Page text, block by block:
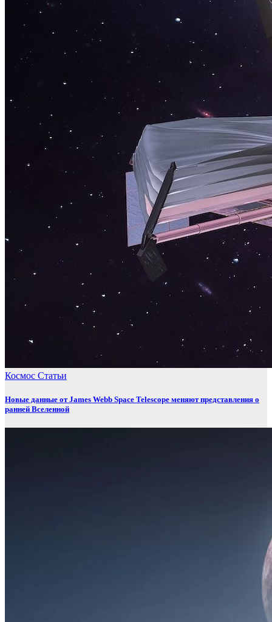
Космос Статьи
Новые данные от James Webb Space Telescope меняют представления о
ранней Вселенной